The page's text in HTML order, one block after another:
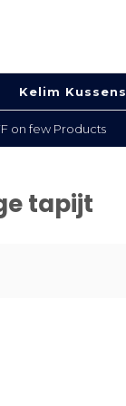
Kelim Kussens
on few Products
tapijt